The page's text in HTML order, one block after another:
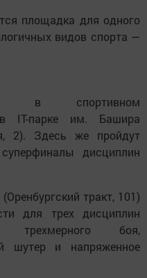
площадка для одного
видов спорта —
в спортивном
в IT-парке им. Башира
2). Здесь же пройдут
дисциплин
тракт, 101)
для трех дисциплин
трехмерного боя,
шутер и напряженное